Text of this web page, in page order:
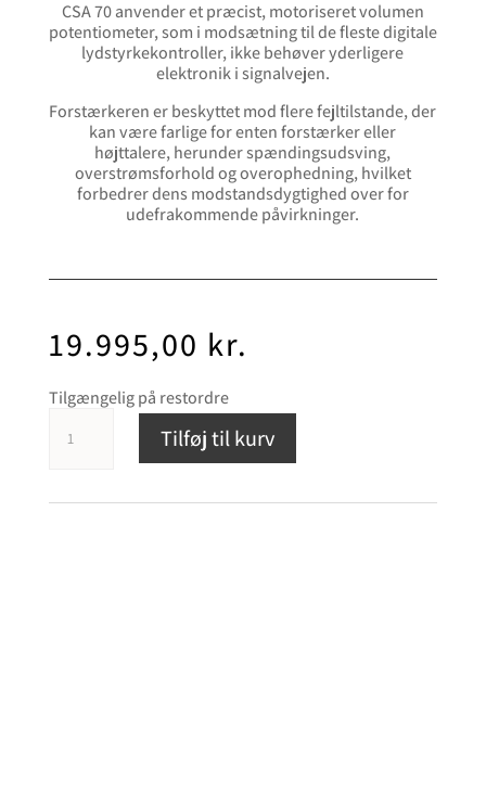
CSA 70 anvender et præcist, motoriseret volumen
potentiometer, som i modsætning til de fleste digitale
lydstyrkekontroller, ikke behøver yderligere
elektronik i signalvejen.
Forstærkeren er beskyttet mod flere fejltilstande, der
kan være farlige for enten forstærker eller
højttalere, herunder spændingsudsving,
overstrømsforhold og overophedning, hvilket
forbedrer dens modstandsdygtighed over for
udefrakommende påvirkninger.
19.995,00 kr.
Tilgængelig på restordre
CSA
Tilføj til kurv